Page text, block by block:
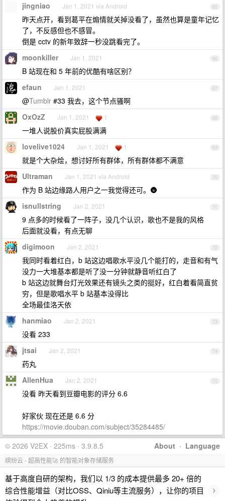
65
jingniao Jan 1, 2021 via Android
昨天点开，看到葛平在煽情就关掉没看了，虽然也算是童年记忆
了，不反感但也不感冒。
倒是 cctv 的新年致辞一秒没跳看完了。
66
moonkiller Jan 1, 2021
B 站现在和 5 年前的优酷有啥区别？
67
efaun Jan 1, 2021
@Tumblr #33 我去，这个节点骚啊
68
OxOzZ Jan 1, 2021 1
一堆人说股价真实屁股满满
69
lovelive1024 Jan 1, 2021 1
就是个大杂烩，想讨好所有群体，所有群体都不满意
70
Ultraman Jan 1, 2021 via Android
作为 B 站边缘路人用户之一我觉得还可。🌚
71
isnullstring Jan 2, 2021
9 点多的时候看了一阵子，没几个认识，歌也不是我的风格
后面就没看，有点无聊
72
digimoon Jan 2, 2021
我同时看着红白，b 站这边唱歌水平没几个能打的，走音和有气
没力一大堆基本都是听了没一分钟就静音听红白了
b 站这边就舞台灯光效果还有镜头之类的挺好，红白着看简直贫
穷，但是歌唱水平 b 站基本没得比
全场最佳洛天依
73
hanmiao Jan 2, 2021
没看 233
74
jtsai Jan 2, 2021
药丸
75
AllenHua Jan 2, 2021
没看 昨天看到豆瓣电影的评分 6.6
好家伙 现在还是 6.6 分
https://movie.douban.com/subject/35284485/
About · Language
© 2026 V2EX · 225ms · 3.9.8.5
缤纷云 - 超高性能🚀 的智能对象存储服务
基于高度自研的架构，我们以 1/3 的成本提供最多 20+ 倍的
综合性能增益（对比OSS、Qiniu等主流服务），让你的项目
›